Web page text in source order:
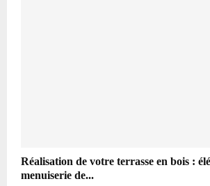
Réalisation de votre terrasse en bois :
menuiserie de...